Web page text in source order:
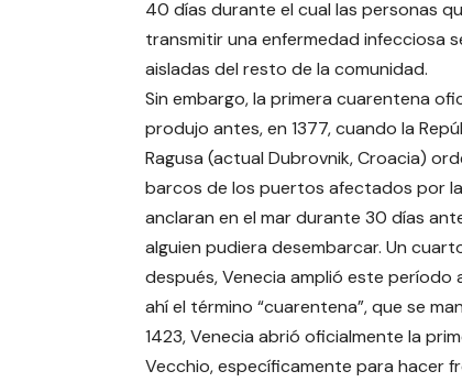
40 días durante el cual las personas
transmitir una enfermedad infecciosa
aisladas del resto de la comunidad.
Sin embargo, la primera cuarentena
produjo antes, en 1377, cuando la
Ragusa (actual Dubrovnik, Croacia)
barcos de los puertos afectados por
anclaran en el mar durante 30 días
alguien pudiera desembarcar. Un
después, Venecia amplió este período
ahí el término “cuarentena”, que se
1423, Venecia abrió oficialmente la
Vecchio, específicamente para hacer